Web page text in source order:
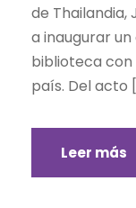
de Thailandia,
a inaugurar
biblioteca con
país. Del acto
Leer más